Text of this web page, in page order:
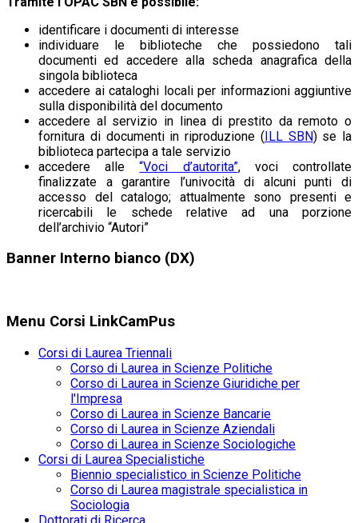
identificare i documenti di interesse
individuare le biblioteche che possiedono tali
documenti ed accedere alla scheda anagrafica della
singola biblioteca
accedere ai cataloghi locali per informazioni aggiuntive
sulla disponibilità del documento
accedere al servizio in linea di prestito da remoto o
fornitura di documenti in riproduzione (ILL SBN) se la
biblioteca partecipa a tale servizio
accedere alle“Voci d’autorita”, voci controllate
finalizzate a garantire l’univocità di alcuni punti di
accesso del catalogo; attualmente sono presenti e
ricercabili le schede relative ad una porzione
dell’archivio “Autori”
Banner Interno bianco (DX)
Menu Corsi LinkCamPus
Corsi di Laurea Triennali
Corso di Laurea in Scienze Politiche
Corso di Laurea in Scienze Giuridiche per
l'Impresa
Corso di Laurea in Scienze Bancarie
Corso di Laurea in Scienze Aziendali
Corso di Laurea in Scienze Sociologiche
Corsi di Laurea Specialistiche
Biennio specialistico in Scienze Politiche
Corso di Laurea magistrale specialistica in
Sociologia
Dottorati di Ricerca